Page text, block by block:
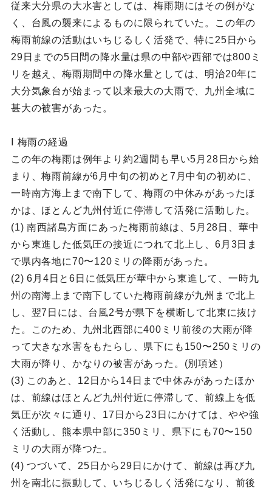
従来大分県の大水害としては、梅雨期にはその例がな
く、台風の襲来によるものに限られていた。この年の
梅雨前線の活動はいちじるしく活発で、特に25日から
29日までの5日間の降水量は県の中部や西部では800ミ
リを越え、梅雨期間中の降水量としては、明治20年に
大分気象台が始まって以来最大の大雨で、九州全域に
甚大の被害があった。
Ⅰ 梅雨の経過
この年の梅雨は例年より約2週間も早い5月28日から始
まり、梅雨前線が6月中旬の初めと7月中旬の初めに、
一時南方海上まで南下して、梅雨の中休みがあったほ
かは、ほとんど九州付近に停滞して活発に活動した。
(1) 南西諸島方面にあった梅雨前線は、5月28日、華中
から東進した低気圧の接近につれて北上し、6月3日ま
で県内各地に70〜120ミリの降雨があった。
(2) 6月4日と6日に低気圧が華中から東進して、一時九
州の南海上まで南下していた梅雨前線が九州まで北上
し、翌7日には、台風2号が県下を横断して北東に抜け
た。このため、九州北西部に400ミリ前後の大雨が降
って大きな水害をもたらし、県下にも150〜250ミリの
大雨が降り、かなりの被害があった。(別項述）
(3) このあと、12日から14日まで中休みがあったほか
は、前線はほとんど九州付近に停滞して、前線上を低
気圧が次々に通り、17日から23日にかけては、やや強
く活動し、熊本県中部に350ミリ、県下にも70〜150
ミリの大雨が降つた。
(4) つづいて、25日から29日にかけて、前線は再び九
州を南北に振動して、いちじるしく活発になり、前後